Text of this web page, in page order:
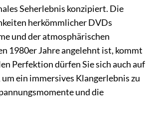
Seherlebnis konzipiert. Die
herkömmlicher DVDs
und der atmosphärischen
1980er Jahre angelehnt ist, kommt
Perfektion dürfen Sie sich auch auf
ein immersives Klangerlebnis zu
und die